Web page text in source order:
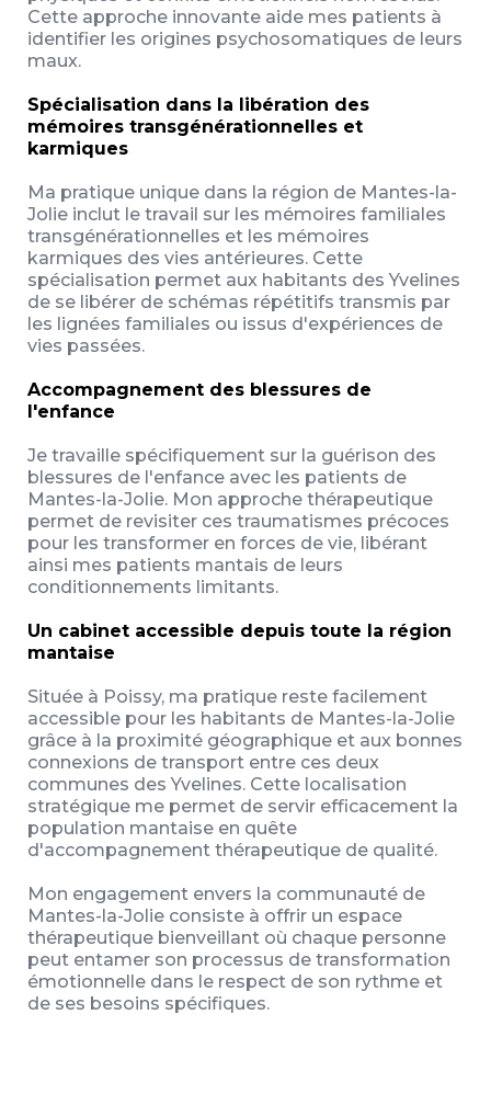
Cette approche innovante aide mes patients à
identifier les origines psychosomatiques de leurs
maux.
Spécialisation dans la libération des
mémoires transgénérationnelles et
karmiques
Ma pratique unique dans la région de Mantes-la-
Jolie inclut le travail sur les mémoires familiales
transgénérationnelles et les mémoires
karmiques des vies antérieures. Cette
spécialisation permet aux habitants des Yvelines
de se libérer de schémas répétitifs transmis par
les lignées familiales ou issus d'expériences de
vies passées.
Accompagnement des blessures de
l'enfance
Je travaille spécifiquement sur la guérison des
blessures de l'enfance avec les patients de
Mantes-la-Jolie. Mon approche thérapeutique
permet de revisiter ces traumatismes précoces
pour les transformer en forces de vie, libérant
ainsi mes patients mantais de leurs
conditionnements limitants.
Un cabinet accessible depuis toute la région
mantaise
Située à Poissy, ma pratique reste facilement
accessible pour les habitants de Mantes-la-Jolie
grâce à la proximité géographique et aux bonnes
connexions de transport entre ces deux
communes des Yvelines. Cette localisation
stratégique me permet de servir efficacement la
population mantaise en quête
d'accompagnement thérapeutique de qualité.
Mon engagement envers la communauté de
Mantes-la-Jolie consiste à offrir un espace
thérapeutique bienveillant où chaque personne
peut entamer son processus de transformation
émotionnelle dans le respect de son rythme et
de ses besoins spécifiques.